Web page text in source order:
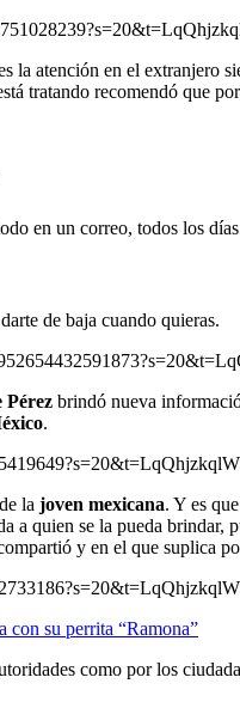
la atención en el extranjero
tratando recomendó que
en un correo, todos los
de baja cuando quieras.
Pérez brindó nueva
.
la joven mexicana. Y es
a quien se la pueda
y en el que suplica
con su perrita “Ramona”
como por los